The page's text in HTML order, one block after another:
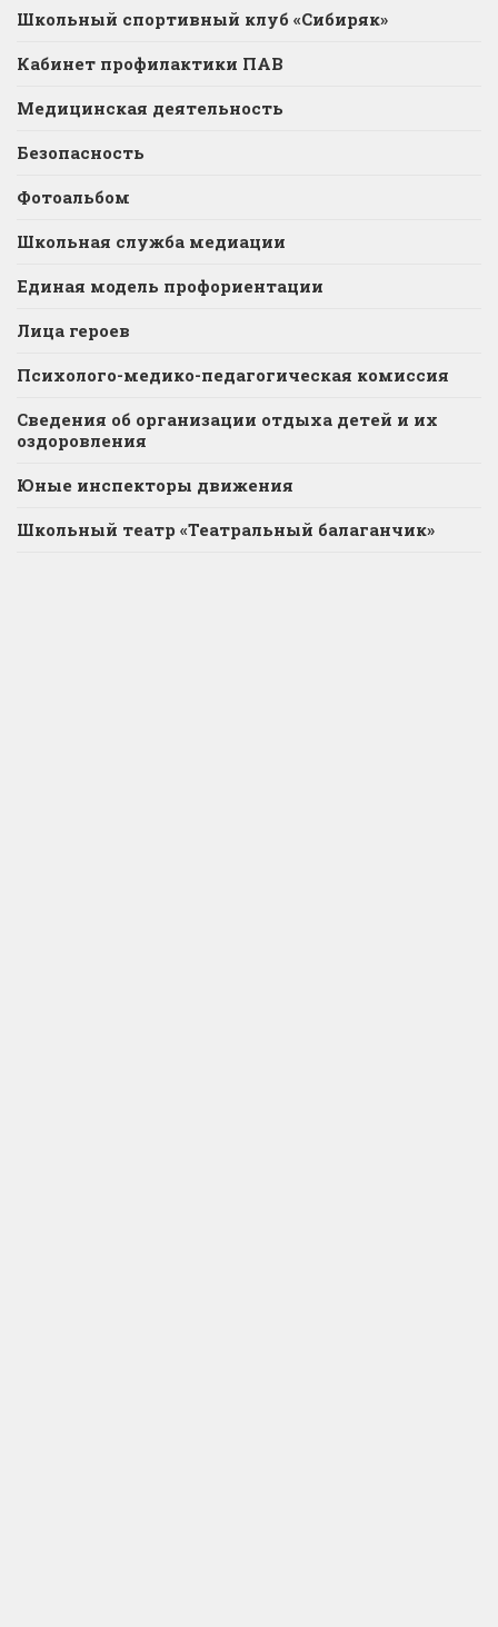
Школьный спортивный клуб «Сибиряк»
Кабинет профилактики ПАВ
Медицинская деятельность
Безопасность
Фотоальбом
Школьная служба медиации
Единая модель профориентации
Лица героев
Психолого-медико-педагогическая комиссия
Сведения об организации отдыха детей и их
оздоровления
Юные инспекторы движения
Школьный театр «Театральный балаганчик»